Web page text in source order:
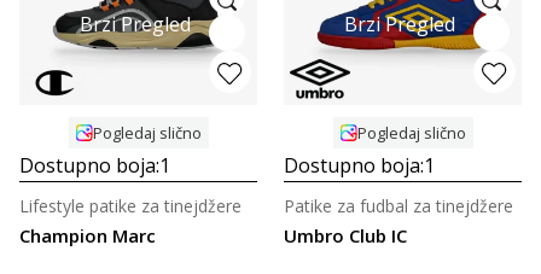
Brzi Pregled
Pogledaj slično
Dostupno boja:1
Champion Marc
Lifestyle patike za tinejdžere
Brzi Pregled
Pogledaj slično
Dostupno boja:1
Umbro Club IC
Patike za fudbal za tinejdžere